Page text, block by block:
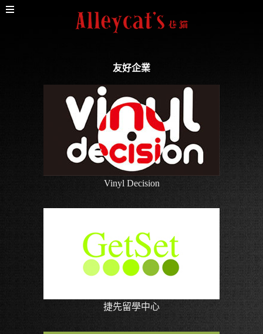
友好企業
Vinyl Decision
捷先留學中心